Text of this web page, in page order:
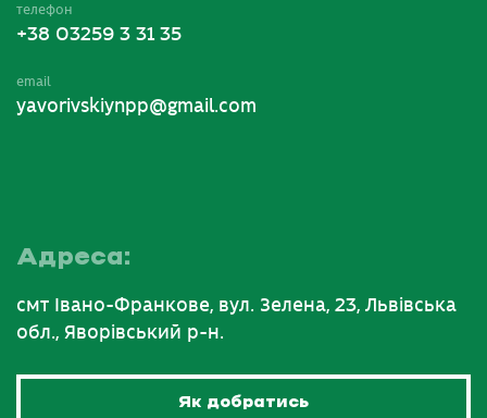
телефон
+38 03259 3 31 35
email
yavorivskiynpp@gmail.com
Адреса:
смт Івано-Франкове, вул. Зелена, 23, Львівська
обл., Яворівський р-н.
Як добратись